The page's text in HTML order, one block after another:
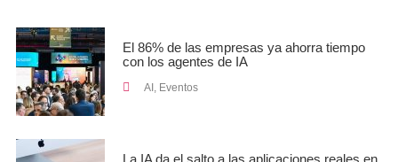
El 86% de las empresas ya ahorra tiempo
con los agentes de IA
AI, Eventos
La IA da el salto a las aplicaciones reales en